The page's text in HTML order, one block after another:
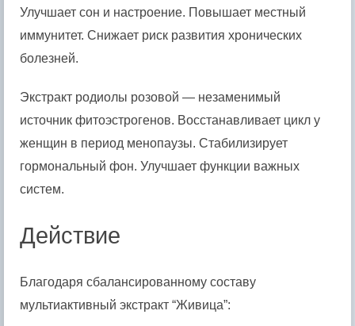
Улучшает сон и настроение. Повышает местный
иммунитет. Снижает риск развития хронических
болезней.
Экстракт родиолы розовой — незаменимый
источник фитоэстрогенов. Восстанавливает цикл у
женщин в период менопаузы. Стабилизирует
гормональный фон. Улучшает функции важных
систем.
Действие
Благодаря сбалансированному составу
мультиактивный экстракт “Живица”: